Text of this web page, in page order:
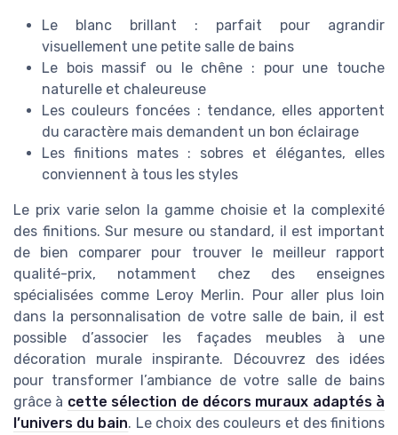
Le blanc brillant : parfait pour agrandir
visuellement une petite salle de bains
Le bois massif ou le chêne : pour une touche
naturelle et chaleureuse
Les couleurs foncées : tendance, elles apportent
du caractère mais demandent un bon éclairage
Les finitions mates : sobres et élégantes, elles
conviennent à tous les styles
Le prix varie selon la gamme choisie et la complexité
des finitions. Sur mesure ou standard, il est important
de bien comparer pour trouver le meilleur rapport
qualité-prix, notamment chez des enseignes
spécialisées comme Leroy Merlin. Pour aller plus loin
dans la personnalisation de votre salle de bain, il est
possible d’associer les façades meubles à une
décoration murale inspirante. Découvrez des idées
pour transformer l’ambiance de votre salle de bains
grâce à cette sélection de décors muraux adaptés à
l’univers du bain. Le choix des couleurs et des finitions